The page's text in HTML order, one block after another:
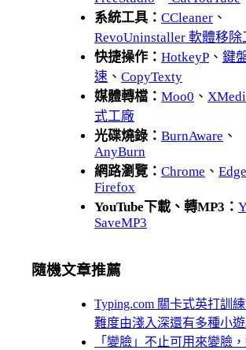
系統工具： CCleaner 、
RevoUninstaller 軟體移除
快捷操作： HotkeyP 、 鍵
速 、 CopyTexty
媒體轉檔： Moo0 、
式工廠
光碟燒錄： BurnAware 、
AnyBurn
網路瀏覽： Chrome 、 Edge
Firefox
YouTube下載、轉MP3：
SaveMP3
隨機文章推薦
Typing.com 關卡式英打訓練
難度由淺入深還有多種小遊
「變臉」不止可用來變臉